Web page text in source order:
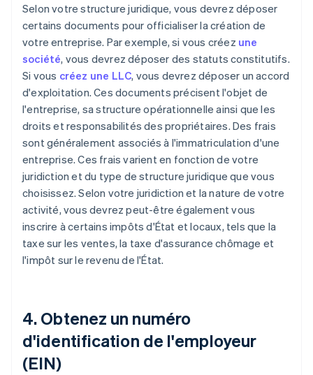
Selon votre structure juridique, vous devrez déposer
certains documents pour officialiser la création de
votre entreprise. Par exemple, si vous créez une
société, vous devrez déposer des statuts constitutifs.
Si vous créez une LLC, vous devrez déposer un accord
d'exploitation. Ces documents précisent l'objet de
l'entreprise, sa structure opérationnelle ainsi que les
droits et responsabilités des propriétaires. Des frais
sont généralement associés à l'immatriculation d'une
entreprise. Ces frais varient en fonction de votre
juridiction et du type de structure juridique que vous
choisissez. Selon votre juridiction et la nature de votre
activité, vous devrez peut-être également vous
inscrire à certains impôts d'État et locaux, tels que la
taxe sur les ventes, la taxe d'assurance chômage et
l'impôt sur le revenu de l'État.
4. Obtenez un numéro
d'identification de l'employeur
(EIN)